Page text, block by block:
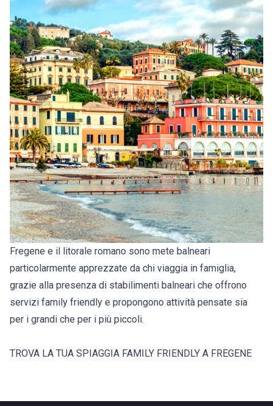
Fregene e il litorale romano sono mete balneari
particolarmente apprezzate da chi viaggia in famiglia,
grazie alla presenza di stabilimenti balneari che offrono
servizi family friendly e propongono attività pensate sia
per i grandi che per i più piccoli.
TROVA LA TUA SPIAGGIA FAMILY FRIENDLY A FREGENE